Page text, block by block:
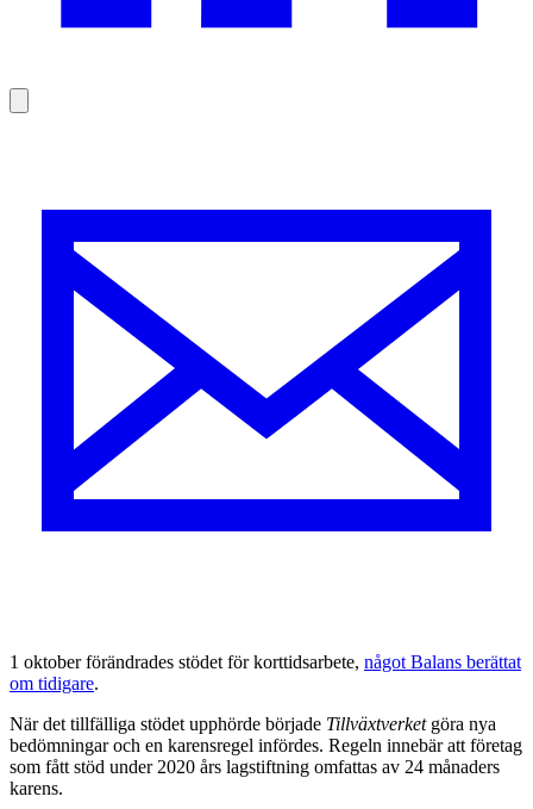
1 oktober förändrades stödet för korttidsarbete, något Balans berättat
om tidigare.
När det tillfälliga stödet upphörde började Tillväxtverketgöra nya
bedömningar och en karensregel infördes. Regeln innebär att företag
som fått stöd under 2020 års lagstiftning omfattas av 24 månaders
karens.